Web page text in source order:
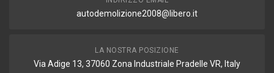
autodemolizione2008@libero.it
LA NOSTRA POSIZIONE
Via Adige 13, 37060 Zona Industriale Pradelle VR, Italy